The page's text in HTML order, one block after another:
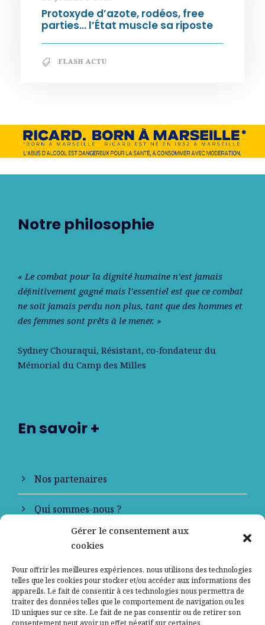
Gérer le consentement aux
cookies
Pour offrir les meilleures expériences, nous utilisons des technologies
telles que les cookies pour stocker et/ou accéder aux informations des
appareils. Le fait de consentir à ces technologies nous permettra de
traiter des données telles que le comportement de navigation ou les
ID uniques sur ce site. Le fait de ne pas consentir ou de retirer son
consentement peut avoir un effet négatif sur certaines
Protoxyde d’azote, rodéos, free
parties… l’État muscle sa riposte
FLASH ACTU
Notre philosophie
« Le combat pour la dignité humaine n’est jamais
déﬁnitivement gagné mais l’essentiel est que ce combat
ne soit jamais perdu non plus, tant que des hommes et
des femmes sont prêts à le mener. »
Sydney Chouraqui, Résistant, co-fondateur du
Mémorial du Camp des Milles
En savoir +
Nos partenaires
Qui sommes-nous ?
Contactez-nous
Mentions légales
Politique de confidentialité